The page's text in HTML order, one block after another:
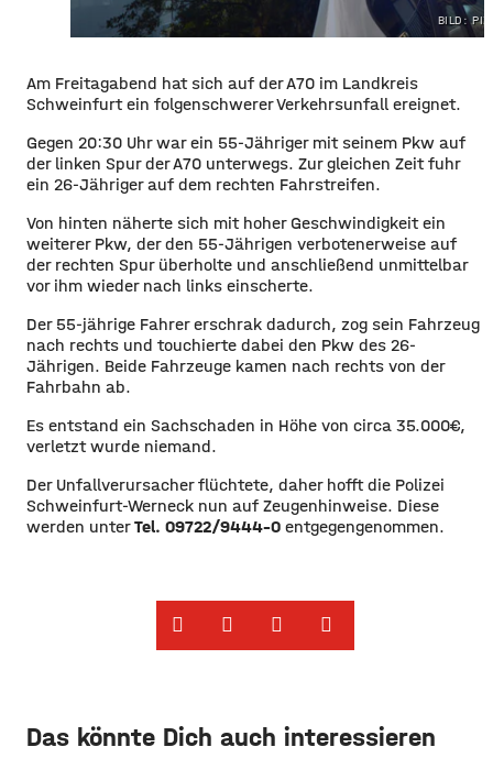
BILD:
Am Freitagabend hat sich auf der A70 im Landkreis
Schweinfurt ein folgenschwerer Verkehrsunfall ereignet.
Gegen 20:30 Uhr war ein 55-Jähriger mit seinem Pkw auf
der linken Spur der A70 unterwegs. Zur gleichen Zeit fuhr
ein 26-Jähriger auf dem rechten Fahrstreifen.
Von hinten näherte sich mit hoher Geschwindigkeit ein
weiterer Pkw, der den 55-Jährigen verbotenerweise auf
der rechten Spur überholte und anschließend unmittelbar
vor ihm wieder nach links einscherte.
Der 55-jährige Fahrer erschrak dadurch, zog sein Fahrzeug
nach rechts und touchierte dabei den Pkw des 26-
Jährigen. Beide Fahrzeuge kamen nach rechts von der
Fahrbahn ab.
Es entstand ein Sachschaden in Höhe von circa 35.000€,
verletzt wurde niemand.
Der Unfallverursacher flüchtete, daher hofft die Polizei
Schweinfurt-Werneck nun auf Zeugenhinweise. Diese
werden unterTel. 09722/9444-0 entgegengenommen.
Das könnte Dich auch interessieren